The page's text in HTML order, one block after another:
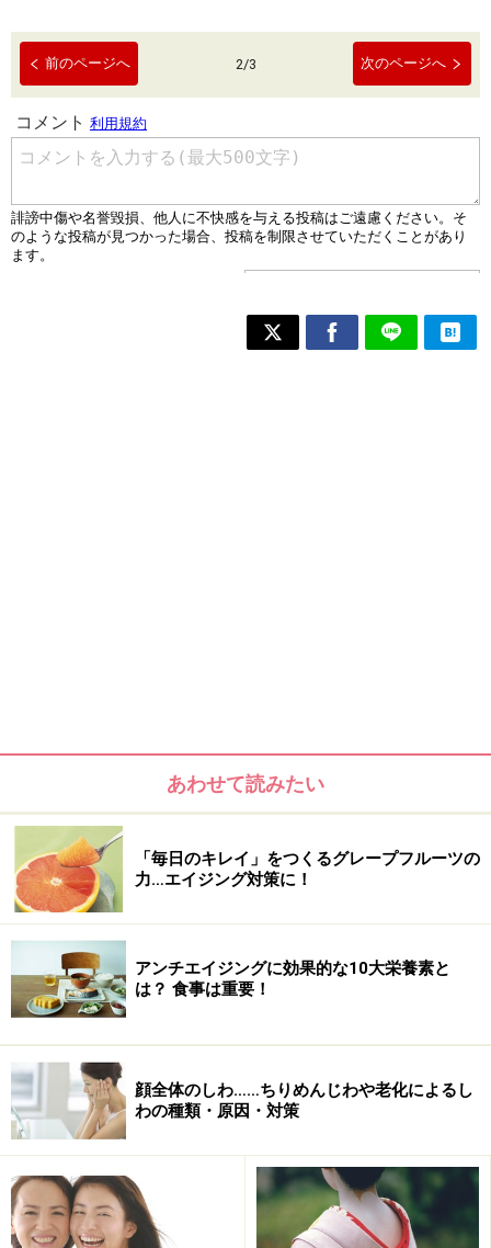
前のページへ 2/3 次のページへ
あわせて読みたい
「毎日のキレイ」をつくるグレープフルーツの
力…エイジング対策に！
アンチエイジングに効果的な10大栄養素と
は？ 食事は重要！
顔全体のしわ……ちりめんじわや老化によるし
わの種類・原因・対策